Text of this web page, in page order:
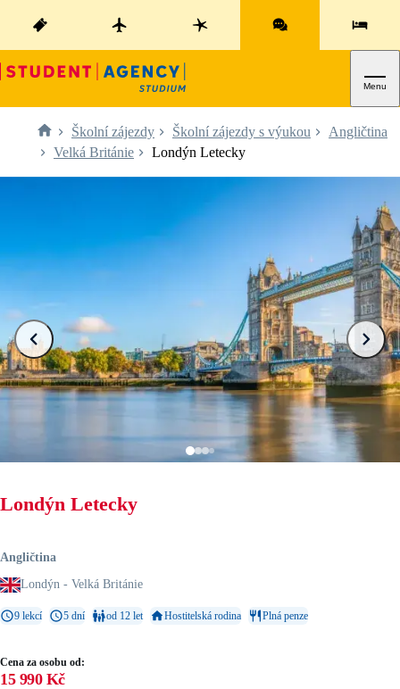
Menu
Školní zájezdy Školní zájezdy s výukou
Angličtina
Velká Británie
Londýn Letecky
Londýn Letecky
Angličtina
Londýn - Velká Británie
9 lekcí 5 dní od 12 let Hostitelská rodina Plná penze
Cena za osobu od:
15 990 Kč